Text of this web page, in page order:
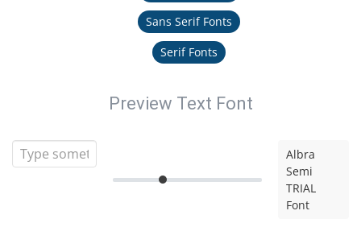
Sans Serif Fonts
Serif Fonts
Preview Text Font
Albra
Semi
TRIAL
Font